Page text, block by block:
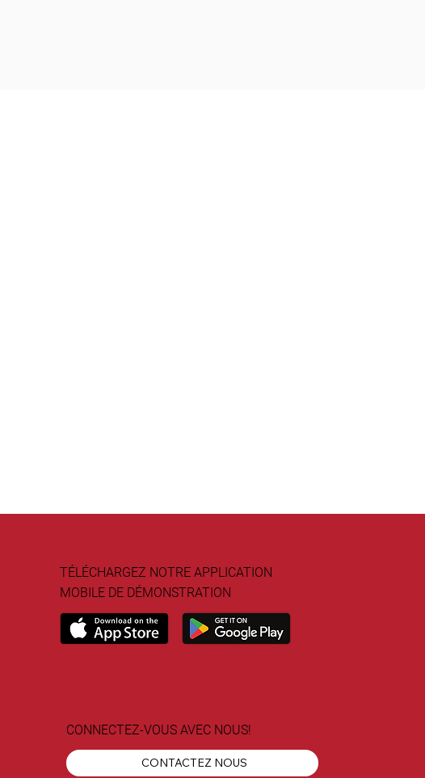
TÉLÉCHARGEZ NOTRE APPLICATION
MOBILE DE DÉMONSTRATION
CONNECTEZ-VOUS AVEC NOUS!
CONTACTEZ NOUS